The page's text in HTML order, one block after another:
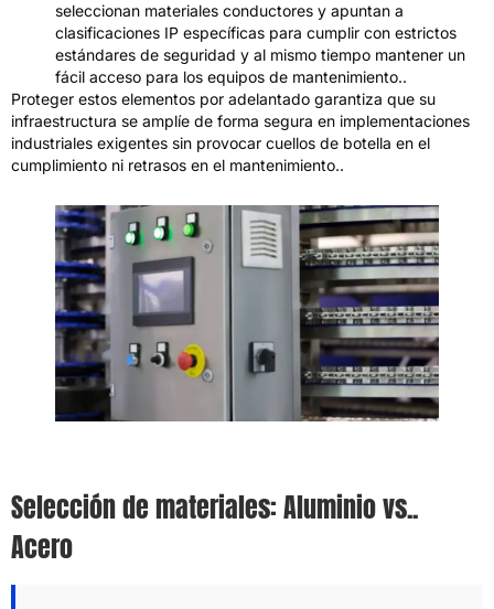
seleccionan materiales conductores y apuntan a
clasificaciones IP específicas para cumplir con estrictos
estándares de seguridad y al mismo tiempo mantener un
fácil acceso para los equipos de mantenimiento..
Proteger estos elementos por adelantado garantiza que su
infraestructura se amplíe de forma segura en implementaciones
industriales exigentes sin provocar cuellos de botella en el
cumplimiento ni retrasos en el mantenimiento..
Selección de materiales: Aluminio vs..
Acero